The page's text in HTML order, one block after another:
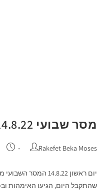
מסר שבועי 14.8.22
Rakefet Beka Moses
יום ראשון 14.8.22
שהתקבל היום, הגיעו האימהות